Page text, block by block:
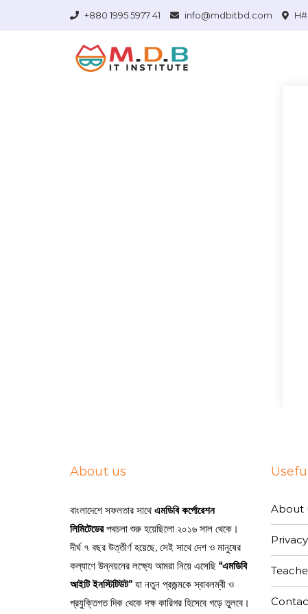
+880 1995 5977 41 info@mdbitbd.com
About us
বাংলাদেশে সফলতার সাথেএমডিবি কর্পোরেশন
লিমিটেডেরপথচলা শুরু হয়েছিলো ২০১৬ সাল থেকে।
দীর্ঘ ৭ বছর উত্তীর্ণ হয়েছে, সেই সাথে দেশ ও মানুষের
কল্যাণে উন্নয়নের লক্ষ্যে আমরা নিয়ে এসেছি “এমডিবি
আইটি ইনস্টিটিউট” যা নতুন প্রজন্মকে স্বাবলম্বী ও
প্রযুক্তিগত দিক থেকে দক্ষ কারিগর হিসেবে গড়ে তুলবে।
About